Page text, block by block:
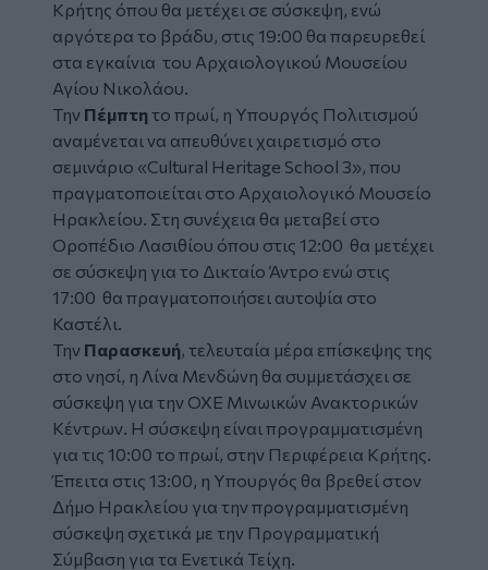
Κρήτης όπου θα μετέχει σε σύσκεψη, ενώ
αργότερα το βράδυ, στις 19:00 θα παρευρεθεί
στα εγκαίνια του Αρχαιολογικού Μουσείου
Αγίου Νικολάου.
Την Πέμπτητο πρωί, η Υπουργός Πολιτισμού
αναμένεται να απευθύνει χαιρετισμό στο
σεμινάριο «Cultural Heritage School 3», που
πραγματοποιείται στο Αρχαιολογικό Μουσείο
Ηρακλείου. Στη συνέχεια θα μεταβεί στο
Οροπέδιο Λασιθίου όπου στις 12:00 θα μετέχει
σε σύσκεψη για το Δικταίο Άντρο ενώ στις
17:00 θα πραγματοποιήσει αυτοψία στο
Καστέλι.
Την Παρασκευή, τελευταία μέρα επίσκεψης της
στο νησί, η Λίνα Μενδώνη θα συμμετάσχει σε
σύσκεψη για την ΟΧΕ Μινωικών Ανακτορικών
Κέντρων. Η σύσκεψη είναι προγραμματισμένη
για τις 10:00 το πρωί, στην Περιφέρεια Κρήτης.
Έπειτα στις 13:00, η Υπουργός θα βρεθεί στον
Δήμο Ηρακλείου για την προγραμματισμένη
σύσκεψη σχετικά με την Προγραμματική
Σύμβαση για τα Ενετικά Τείχη.